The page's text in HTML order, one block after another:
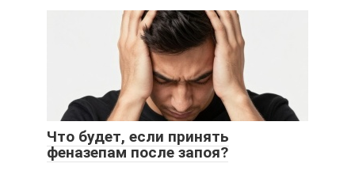
Что будет, если принять
феназепам после запоя?